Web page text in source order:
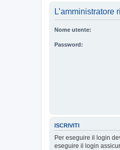
Nome utente:
Password:
ISCRIVITI
Per eseguire il login
eseguire il login